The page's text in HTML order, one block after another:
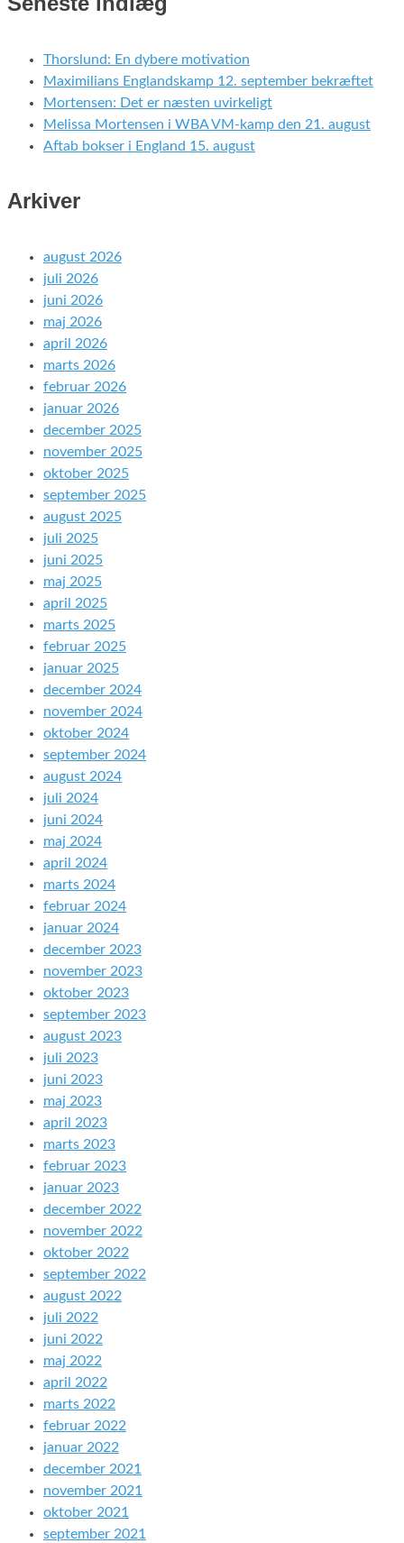
Thorslund: En dybere motivation
Maximilians Englandskamp 12. september bekræftet
Mortensen: Det er næsten uvirkeligt
Melissa Mortensen i WBA VM-kamp den 21. august
Aftab bokser i England 15. august
Arkiver
august 2026
juli 2026
juni 2026
maj 2026
april 2026
marts 2026
februar 2026
januar 2026
december 2025
november 2025
oktober 2025
september 2025
august 2025
juli 2025
juni 2025
maj 2025
april 2025
marts 2025
februar 2025
januar 2025
december 2024
november 2024
oktober 2024
september 2024
august 2024
juli 2024
juni 2024
maj 2024
april 2024
marts 2024
februar 2024
januar 2024
december 2023
november 2023
oktober 2023
september 2023
august 2023
juli 2023
juni 2023
maj 2023
april 2023
marts 2023
februar 2023
januar 2023
december 2022
november 2022
oktober 2022
september 2022
august 2022
juli 2022
juni 2022
maj 2022
april 2022
marts 2022
februar 2022
januar 2022
december 2021
november 2021
oktober 2021
september 2021